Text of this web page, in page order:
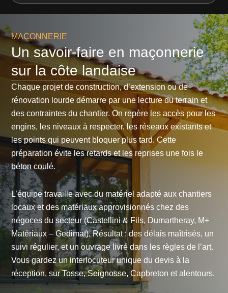
MAÇONNERIE
Un savoir-faire en maçonnerie
sur la côte landaise
Chaque projet de construction, d’extension ou de
rénovation lourde démarre par une lecture du terrain et
des contraintes du chantier. On repère les accès pour les
engins, les niveaux à respecter, les réseaux existants et
les points qui peuvent bloquer plus tard. Cette
préparation évite les retards et les reprises une fois le
béton coulé.
L’équipe travaille avec du matériel adapté aux chantiers
locaux et des matériaux approvisionnés chez des
négoces du secteur (Castellini & Fils, Dumartheray, M+
Matériaux – Gedimat). Résultat : des délais maîtrisés, un
suivi régulier, et un ouvrage livré dans les règles de l’art.
Vous gardez un interlocuteur unique du devis à la
réception, sur Tosse, Seignosse, Capbreton et alentours.